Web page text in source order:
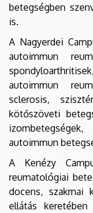
betegségben
is.
A Nagyerdei
autoimmun
autoimmun
sclerosis,
kötőszöveti
autoimmun
A Kenézy
reumatológiai
docens, szakmai
ellátás